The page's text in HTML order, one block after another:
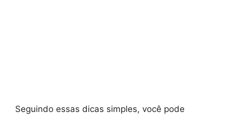
Seguindo essas dicas simples, você pode